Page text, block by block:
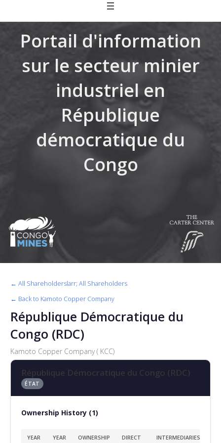
Portail d'information
sur le secteur minier
industriel en
République
démocratique du
Congo
← All Shareholderslarr; All Shareholders
← Back to Kamoto Copper Company
République Démocratique du
Congo (RDC)
Kamoto Copper Company ( KCC)
République Démocratique du Congo (RDC)
ÉTAT
Ownership History (1)
YEAR
YEAR
OWNERSHIP
DIRECT INTERMEDIARIES